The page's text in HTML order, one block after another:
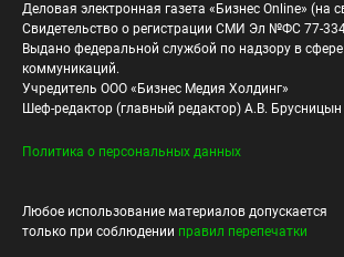
Деловая электронная газета «Бизнес Online» (на
Свидетельство о регистрации СМИ Эл №ФС 77-
Выдано федеральной службой по надзору в
коммуникаций.
Учредитель ООО «Бизнес Медия Холдинг»
Шеф-редактор (главный редактор) А.В. Брусницын
Политика о персональных данных
Любое использование материалов допускается
только при соблюдении правил перепечатки